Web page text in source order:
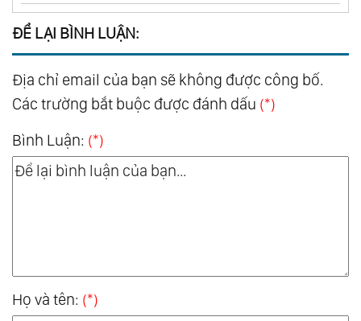
ĐỂ LẠI BÌNH LUẬN:
Địa chỉ email của bạn sẽ không được công bố.
Các trường bắt buộc được đánh dấu (*)
Bình Luận: (*)
Họ và tên: (*)